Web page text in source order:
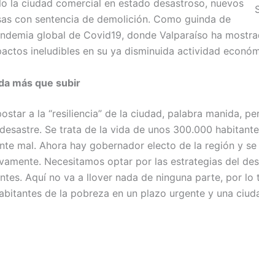
la ciudad comercial en estado desastroso, nuevos
con sentencia de demolición. Como guinda de
global de Covid19, donde Valparaíso ha
ineludibles en su ya disminuida actividad
más que subir
a la “resiliencia” de la ciudad, palabra manida,
Se trata de la vida de unos 300.000
mal. Ahora hay gobernador electo de la región y
Necesitamos optar por las estrategias del
Aquí no va a llover nada de ninguna parte, por lo
de la pobreza en un plazo urgente y una